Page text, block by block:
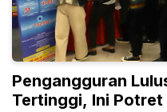
Pengangguran
Tertinggi, Ini Potret